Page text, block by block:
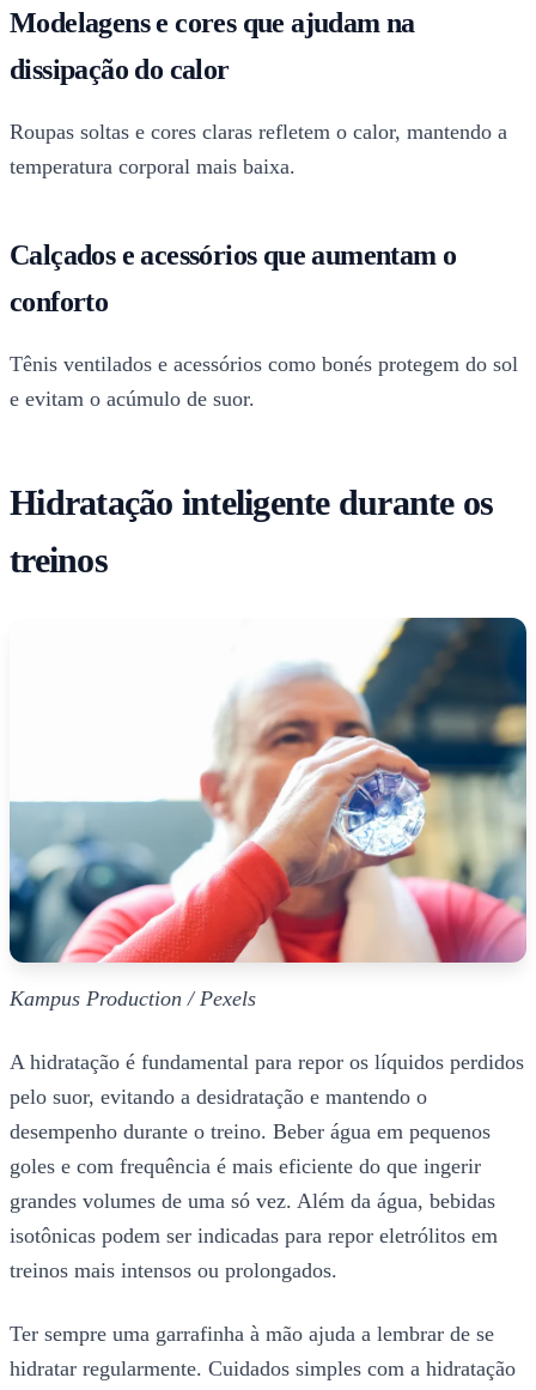
Modelagens e cores que ajudam na
dissipação do calor
Roupas soltas e cores claras refletem o calor, mantendo a
temperatura corporal mais baixa.
Calçados e acessórios que aumentam o
conforto
Tênis ventilados e acessórios como bonés protegem do sol
e evitam o acúmulo de suor.
Hidratação inteligente durante os
treinos
Kampus Production / Pexels
A hidratação é fundamental para repor os líquidos perdidos
pelo suor, evitando a desidratação e mantendo o
desempenho durante o treino. Beber água em pequenos
goles e com frequência é mais eficiente do que ingerir
grandes volumes de uma só vez. Além da água, bebidas
isotônicas podem ser indicadas para repor eletrólitos em
treinos mais intensos ou prolongados.
Ter sempre uma garrafinha à mão ajuda a lembrar de se
hidratar regularmente. Cuidados simples com a hidratação